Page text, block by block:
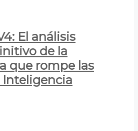
El análisis
de la
que rompe las
Inteligencia